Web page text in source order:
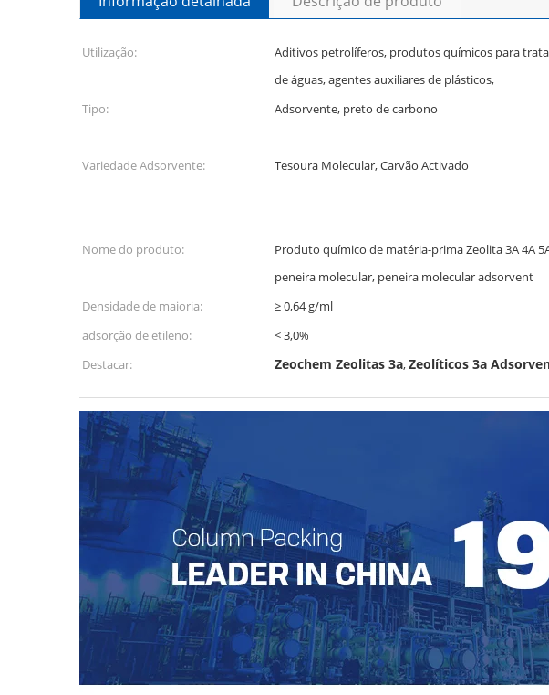
Utilização:
Aditivos petrolíferos, produtos químicos para
de águas, agentes auxiliares de plásticos,
Tipo: Adsorvente, preto de carbono
Variedade Adsorvente:
Tesoura Molecular, Carvão Activado
Nome do produto:
Produto químico de matéria-prima Zeolita 3A 4A
peneira molecular, peneira molecular adsorvent
Densidade de maioria: ≥ 0,64 g/ml
adsorção de etileno:
< 3,0%
Destacar:
Zeochem Zeolitas 3a,Zeolíticos 3a